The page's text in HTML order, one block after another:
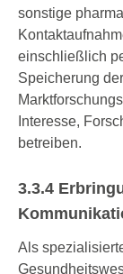
sonstige
einschließlich
Speicherung
Interesse,
betreiben.
3.3.4
Als